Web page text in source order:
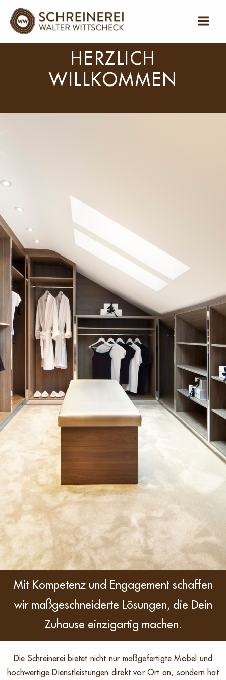
Zum
Inhalt
springen
HERZLICH
WILLKOMMEN
Mit Kompetenz und Engagement schaffen
wir maßgeschneiderte Lösungen, die Dein
Zuhause einzigartig machen.
Die Schreinerei bietet nicht nur maßgefertigte Möbel und
hochwertige Dienstleistungen direkt vor Ort an, sondern hat